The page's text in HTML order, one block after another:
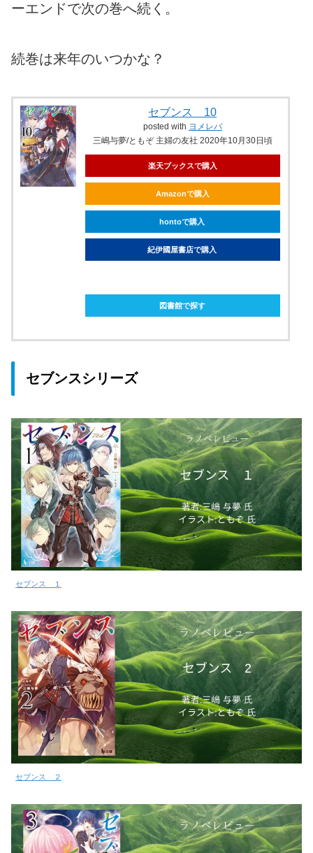
ーエンドで次の巻へ続く。
続巻は来年のいつかな？
セブンス 10
posted with ヨメレバ
三嶋与夢/ともぞ 主婦の友社 2020年10月30日頃
楽天ブックスで購入
Amazonで購入
hontoで購入
紀伊國屋書店で購入
図書館で探す
セブンスシリーズ
セブンス １
セブンス ２